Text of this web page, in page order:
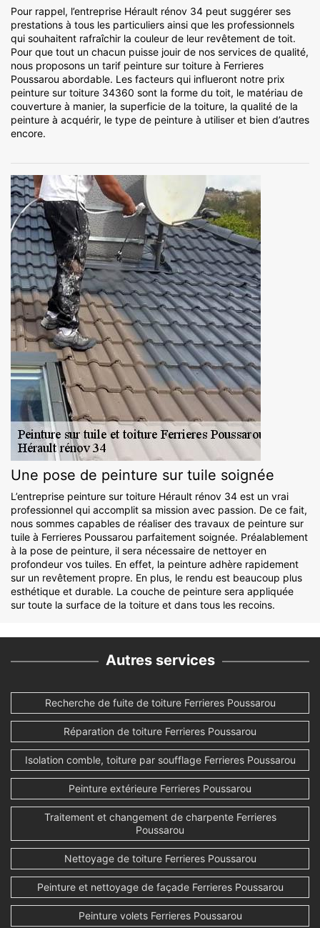
Pour rappel, l’entreprise Hérault rénov 34 peut suggérer ses
prestations à tous les particuliers ainsi que les professionnels
qui souhaitent rafraîchir la couleur de leur revêtement de toit.
Pour que tout un chacun puisse jouir de nos services de qualité,
nous proposons un tarif peinture sur toiture à Ferrieres
Poussarou abordable. Les facteurs qui influeront notre prix
peinture sur toiture 34360 sont la forme du toit, le matériau de
couverture à manier, la superficie de la toiture, la qualité de la
peinture à acquérir, le type de peinture à utiliser et bien d’autres
encore.
Une pose de peinture sur tuile soignée
L’entreprise peinture sur toiture Hérault rénov 34 est un vrai
professionnel qui accomplit sa mission avec passion. De ce fait,
nous sommes capables de réaliser des travaux de peinture sur
tuile à Ferrieres Poussarou parfaitement soignée. Préalablement
à la pose de peinture, il sera nécessaire de nettoyer en
profondeur vos tuiles. En effet, la peinture adhère rapidement
sur un revêtement propre. En plus, le rendu est beaucoup plus
esthétique et durable. La couche de peinture sera appliquée
sur toute la surface de la toiture et dans tous les recoins.
Autres services
Recherche de fuite de toiture Ferrieres Poussarou
Réparation de toiture Ferrieres Poussarou
Isolation comble, toiture par soufflage Ferrieres Poussarou
Peinture extérieure Ferrieres Poussarou
Traitement et changement de charpente Ferrieres
Poussarou
Nettoyage de toiture Ferrieres Poussarou
Peinture et nettoyage de façade Ferrieres Poussarou
Peinture volets Ferrieres Poussarou